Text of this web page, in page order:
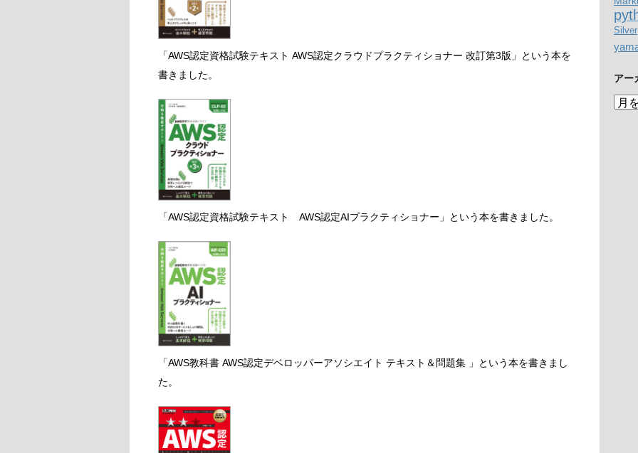
「AWS認定資格試験テキスト AWS認定クラウドプラクティショナー 改訂第3版」という本を
書きました。
「AWS認定資格試験テキスト AWS認定AIプラクティショナー」という本を書きました。
「AWS教科書 AWS認定デベロッパーアソシエイト テキスト＆問題集 」という本を書きまし
た。
Silver
アー
ア